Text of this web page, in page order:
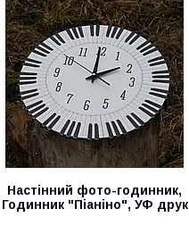
Настінний фото-годинник,
Годинник "Піаніно", УФ друк